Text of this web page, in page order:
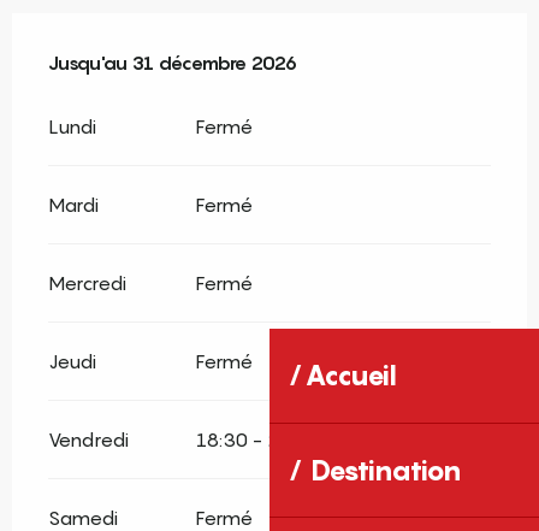
Accueil
Destination
Du29 janvier 2026au 31 décembre 2026
Jusqu'au 31 décembre 2026
Lundi Fermé
Mardi Fermé
Mercredi Fermé
Jeudi Fermé
Vendredi 18:30 - 20:00
Samedi Fermé